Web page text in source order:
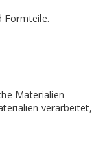
Formteile.
Materialien
verarbeitet,